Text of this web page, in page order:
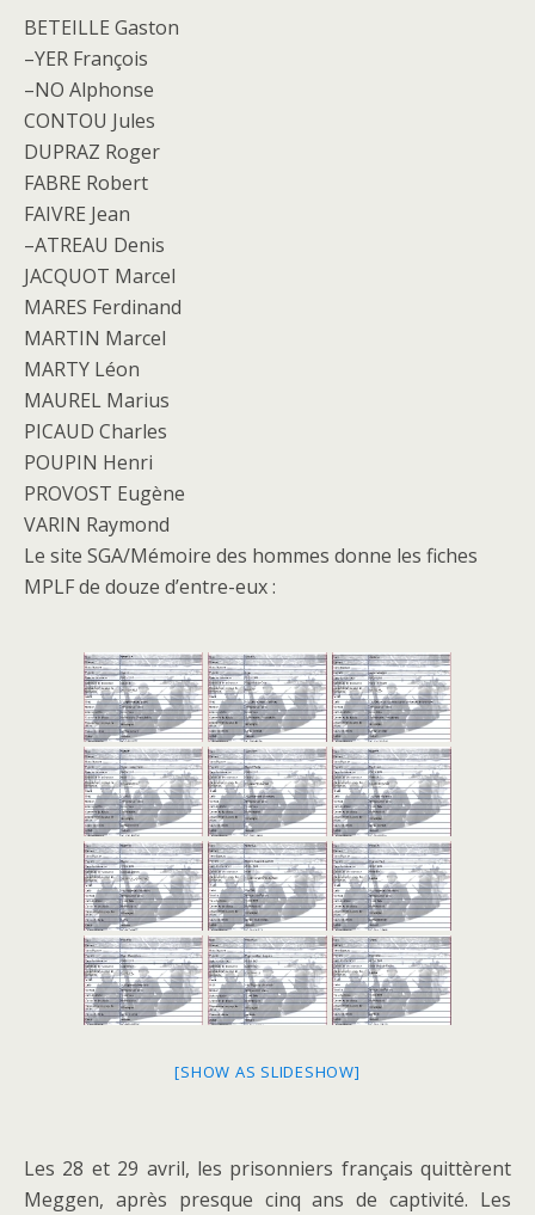
BETEILLE Gaston
–YER François
–NO Alphonse
CONTOU Jules
DUPRAZ Roger
FABRE Robert
FAIVRE Jean
–ATREAU Denis
JACQUOT Marcel
MARES Ferdinand
MARTIN Marcel
MARTY Léon
MAUREL Marius
PICAUD Charles
POUPIN Henri
PROVOST Eugène
VARIN Raymond
Le site SGA/Mémoire des hommes donne les fiches
MPLF de douze d’entre-eux :
[SHOW AS SLIDESHOW]
Les 28 et 29 avril, les prisonniers français quittèrent
Meggen, après presque cinq ans de captivité. Les